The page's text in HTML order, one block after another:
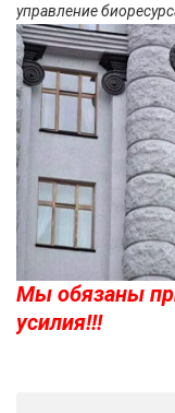
управление
Мы обязаны
усилия!!!